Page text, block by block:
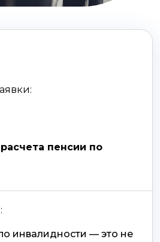
пенсии по
инвалидности — это не